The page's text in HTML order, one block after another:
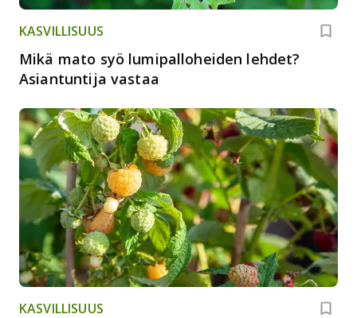
KASVILLISUUS
Mikä mato syö lumipalloheiden lehdet?
Asiantuntija vastaa
KASVILLISUUS